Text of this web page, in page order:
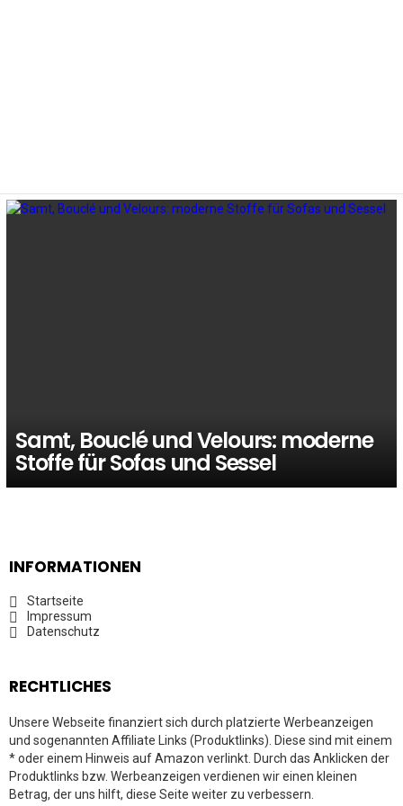
Samt, Bouclé und Velours: moderne
Stoffe für Sofas und Sessel
INFORMATIONEN
Startseite
Impressum
Datenschutz
RECHTLICHES
Unsere Webseite finanziert sich durch platzierte Werbeanzeigen
und sogenannten Affiliate Links (Produktlinks). Diese sind mit einem
* oder einem Hinweis auf Amazon verlinkt. Durch das Anklicken der
Produktlinks bzw. Werbeanzeigen verdienen wir einen kleinen
Betrag, der uns hilft, diese Seite weiter zu verbessern.